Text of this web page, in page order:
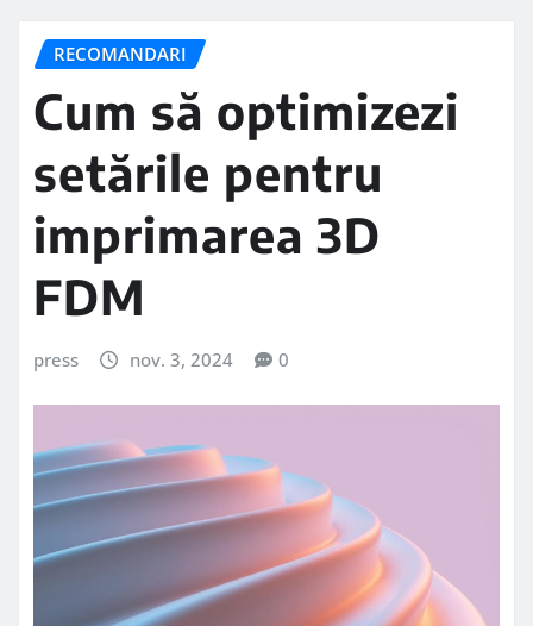
RECOMANDARI
Cum să optimizezi
setările pentru
imprimarea 3D
FDM
press nov. 3, 2024 0